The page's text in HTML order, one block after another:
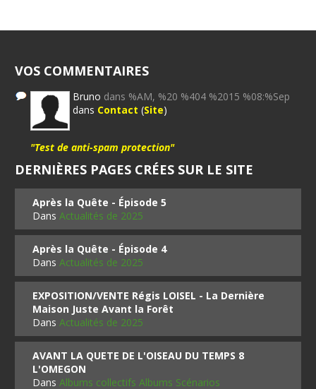
VOS COMMENTAIRES
Bruno dans %AM, %20 %404 %2015 %08:%Sep
dans Contact (Site)
"Test de anti-spam protection"
DERNIÈRES PAGES CRÉES SUR LE SITE
Après la Quête - Épisode 5
DansActualités de 2025
Après la Quête - Épisode 4
DansActualités de 2025
EXPOSITION/VENTE Régis LOISEL - La Dernière
Maison Juste Avant la Forêt
DansActualités de 2025
AVANT LA QUETE DE L'OISEAU DU TEMPS 8
L'OMEGON
DansAlbums collectifs Albums Scénarios